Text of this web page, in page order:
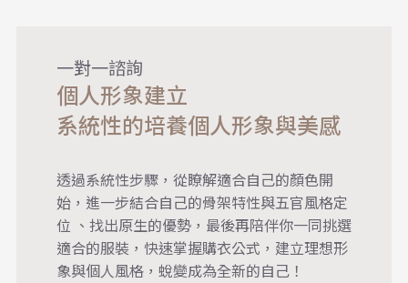
一對一諮詢
個人形象建立
系統性的培養個人形象與美感
透過系統性步驟，從瞭解適合自己的顏色開
始，進一步結合自己的骨架特性與五官風格定
位 、找出原生的優勢，最後再陪伴你一同挑選
適合的服裝，快速掌握購衣公式，建立理想形
象與個人風格，蛻變成為全新的自己！